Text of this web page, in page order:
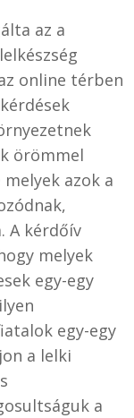
az a
online térben
örömmel
azok a
A kérdőív
melyek
egy-egy
egy-egy
a lelki
a